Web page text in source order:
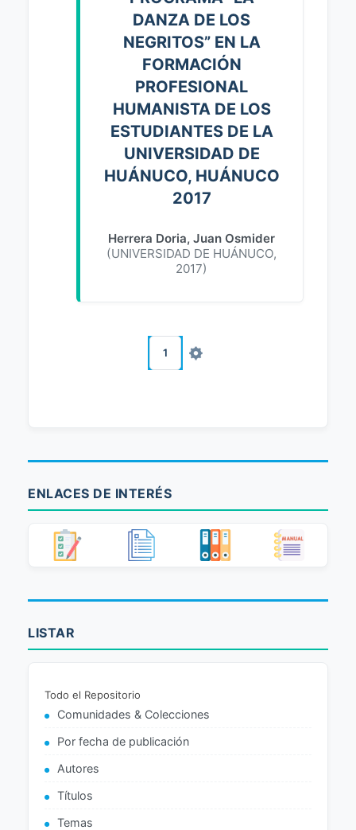
DANZA DE LOS
NEGRITOS” EN LA
FORMACIÓN
PROFESIONAL
HUMANISTA DE LOS
ESTUDIANTES DE LA
UNIVERSIDAD DE
HUÁNUCO, HUÁNUCO
2017
Herrera Doria, Juan Osmider
(UNIVERSIDAD DE HUÁNUCO,
2017)
1
ENLACES DE INTERÉS
LISTAR
Todo el Repositorio
Comunidades & Colecciones
Por fecha de publicación
Autores
Títulos
Temas